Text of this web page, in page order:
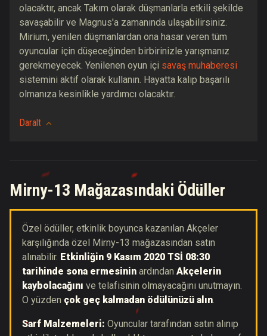
olacaktır, ancak Takım olarak düşmanlarla etkili şekilde
savaşabilir ve Magnus'a zamanında ulaşabilirsiniz.
Mirium, yenilen düşmanlardan ona hasar veren tüm
oyuncular için düşeceğinden birbirinizle yarışmanız
gerekmeyecek. Yenilenen oyun içi savaş muhaberesi
sistemini aktif olarak kullanın. Hayatta kalıp başarılı
olmanıza kesinlikle yardımcı olacaktır.
Daralt
Mirny-13 Mağazasındaki Ödüller
Özel ödüller, etkinlik boyunca kazanılan Akçeler
karşılığında özel Mirny-13 mağazasından satın
alınabilir. Etkinliğin 9 Kasım 2020 TSİ 08:30
tarihinde sona ermesinin ardından Akçelerin
kaybolacağını ve telafisinin olmayacağını unutmayın.
O yüzden çok geç kalmadan ödülünüzü alın.
Sarf Malzemeleri: Oyuncular tarafından satın alınıp